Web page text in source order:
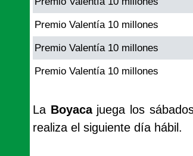
Premio Valentía 10 millones
Premio Valentía 10 millones
Premio Valentía 10 millones
La Boyacajuega los
realiza el siguiente día hábil.